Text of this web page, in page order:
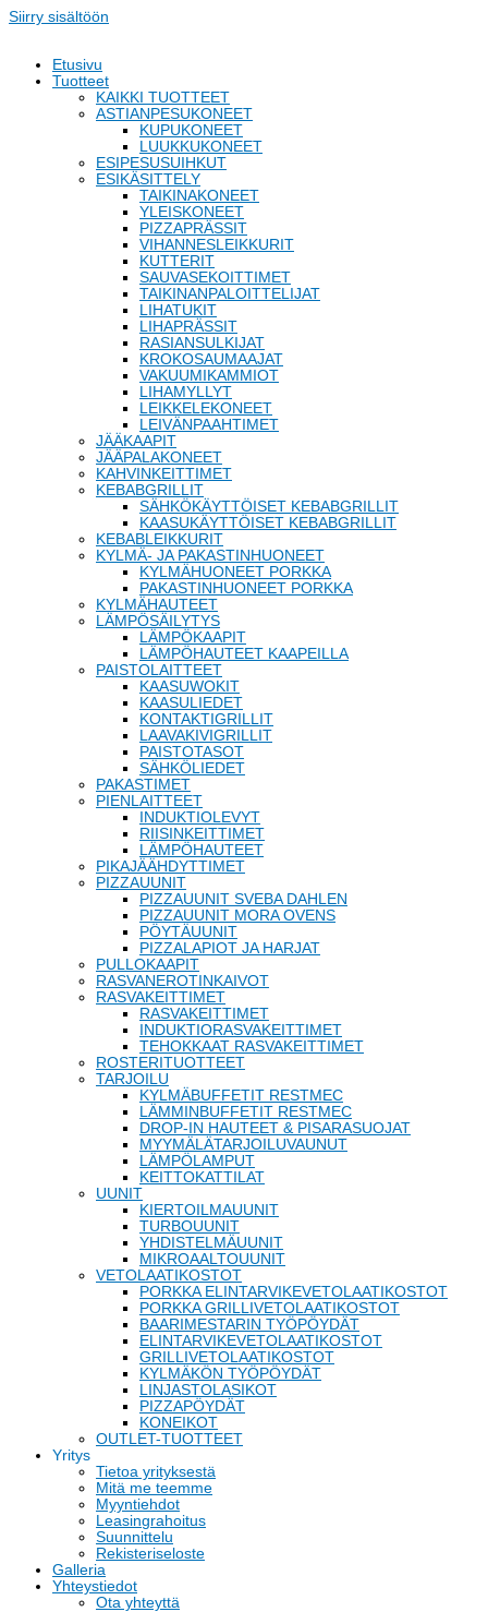
Siirry sisältöön
Etusivu
Tuotteet
KAIKKI TUOTTEET
ASTIANPESUKONEET
KUPUKONEET
LUUKKUKONEET
ESIPESUSUIHKUT
ESIKÄSITTELY
TAIKINAKONEET
YLEISKONEET
PIZZAPRÄSSIT
VIHANNESLEIKKURIT
KUTTERIT
SAUVASEKOITTIMET
TAIKINANPALOITTELIJAT
LIHATUKIT
LIHAPRÄSSIT
RASIANSULKIJAT
KROKOSAUMAAJAT
VAKUUMIKAMMIOT
LIHAMYLLYT
LEIKKELEKONEET
LEIVÄNPAAHTIMET
JÄÄKAAPIT
JÄÄPALAKONEET
KAHVINKEITTIMET
KEBABGRILLIT
SÄHKÖKÄYTTÖISET KEBABGRILLIT
KAASUKÄYTTÖISET KEBABGRILLIT
KEBABLEIKKURIT
KYLMÄ- JA PAKASTINHUONEET
KYLMÄHUONEET PORKKA
PAKASTINHUONEET PORKKA
KYLMÄHAUTEET
LÄMPÖSÄILYTYS
LÄMPÖKAAPIT
LÄMPÖHAUTEET KAAPEILLA
PAISTOLAITTEET
KAASUWOKIT
KAASULIEDET
KONTAKTIGRILLIT
LAAVAKIVIGRILLIT
PAISTOTASOT
SÄHKÖLIEDET
PAKASTIMET
PIENLAITTEET
INDUKTIOLEVYT
RIISINKEITTIMET
LÄMPÖHAUTEET
PIKAJÄÄHDYTTIMET
PIZZAUUNIT
PIZZAUUNIT SVEBA DAHLEN
PIZZAUUNIT MORA OVENS
PÖYTÄUUNIT
PIZZALAPIOT JA HARJAT
PULLOKAAPIT
RASVANEROTINKAIVOT
RASVAKEITTIMET
RASVAKEITTIMET
INDUKTIORASVAKEITTIMET
TEHOKKAAT RASVAKEITTIMET
ROSTERITUOTTEET
TARJOILU
KYLMÄBUFFETIT RESTMEC
LÄMMINBUFFETIT RESTMEC
DROP-IN HAUTEET & PISARASUOJAT
MYYMÄLÄTARJOILUVAUNUT
LÄMPÖLAMPUT
KEITTOKATTILAT
UUNIT
KIERTOILMAUUNIT
TURBOUUNIT
YHDISTELMÄUUNIT
MIKROAALTOUUNIT
VETOLAATIKOSTOT
PORKKA ELINTARVIKEVETOLAATIKOSTOT
PORKKA GRILLIVETOLAATIKOSTOT
BAARIMESTARIN TYÖPÖYDÄT
ELINTARVIKEVETOLAATIKOSTOT
GRILLIVETOLAATIKOSTOT
KYLMÄKÖN TYÖPÖYDÄT
LINJASTOLASIKOT
PIZZAPÖYDÄT
KONEIKOT
OUTLET-TUOTTEET
Yritys
Tietoa yrityksestä
Mitä me teemme
Myyntiehdot
Leasingrahoitus
Suunnittelu
Rekisteriseloste
Galleria
Yhteystiedot
Ota yhteyttä